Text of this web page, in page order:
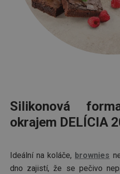
Silikonová
okrajem DELÍCIA
Ideální na koláče, brownies
dno zajistí, že se pečivo